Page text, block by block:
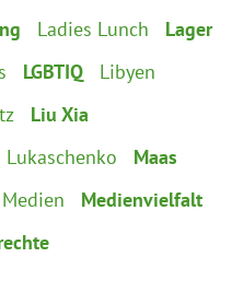
Ladies Lunch
Lager
LGBTIQ
Libyen
Liu Xia
Lukaschenko
Maas
Medien
Medienvielfalt